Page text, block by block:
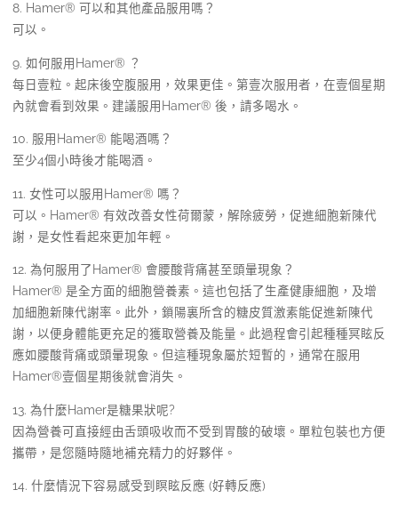
8. Hamer® 可以和其他產品服用嗎？
可以。
9. 如何服用Hamer® ？
每日壹粒。起床後空腹服用，效果更佳。第壹次服用者，在壹個星期
內就會看到效果。建議服用Hamer® 後，請多喝水。
10. 服用Hamer® 能喝酒嗎？
至少4個小時後才能喝酒。
11. 女性可以服用Hamer® 嗎？
可以。Hamer® 有效改善女性荷爾蒙，解除疲勞，促進細胞新陳代
謝，是女性看起來更加年輕。
12. 為何服用了Hamer® 會腰酸背痛甚至頭暈現象？
Hamer® 是全方面的細胞營養素。這也包括了生產健康細胞，及增
加細胞新陳代謝率。此外，鎖陽裏所含的糖皮質激素能促進新陳代
謝，以便身體能更充足的獲取營養及能量。此過程會引起種種冥眩反
應如腰酸背痛或頭暈現象。但這種現象屬於短暫的，通常在服用
Hamer®壹個星期後就會消失。
13. 為什麼Hamer是糖果狀呢?
因為營養可直接經由舌頭吸收而不受到胃酸的破壞。單粒包裝也方便
攜帶，是您隨時隨地補充精力的好夥伴。
14. 什麼情況下容易感受到瞑眩反應 (好轉反應)